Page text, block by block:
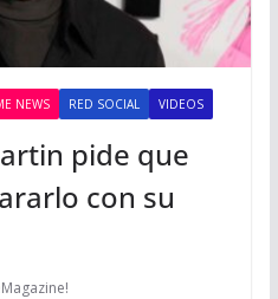
NEWS RED SOCIAL VIDEOS
pide que
con su